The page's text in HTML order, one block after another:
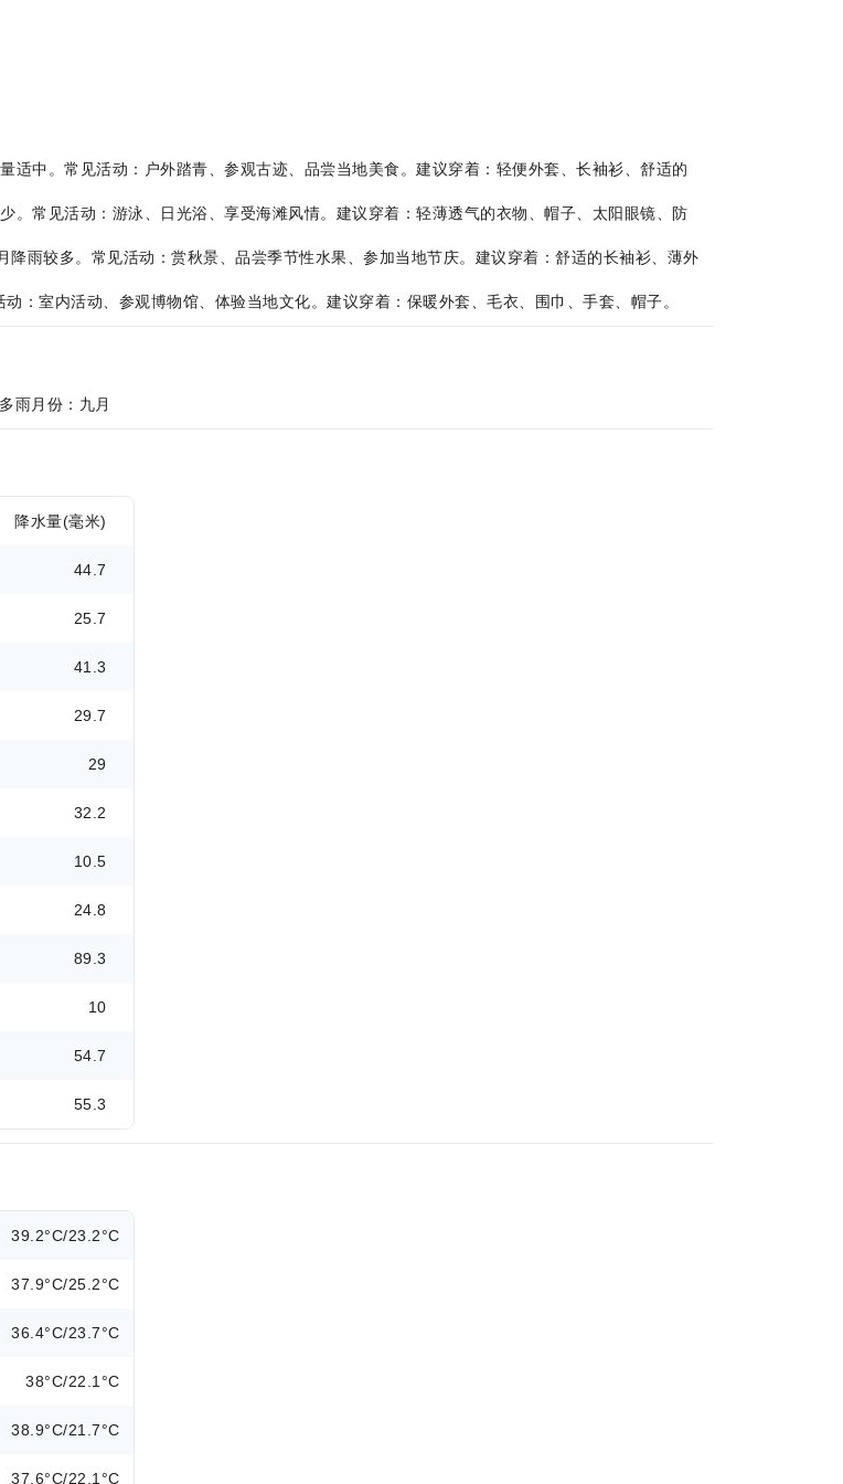
中。常见活动：户外踏青、参观古迹、品尝当地美食。建议穿着：轻便外套、长袖衫、舒适的
常见活动：游泳、日光浴、享受海滩风情。建议穿着：轻薄透气的衣物、帽子、太阳眼镜、防
雨较多。常见活动：赏秋景、品尝季节性水果、参加当地节庆。建议穿着：舒适的长袖衫、薄外
：室内活动、参观博物馆、体验当地文化。建议穿着：保暖外套、毛衣、围巾、手套、帽子。
雨月份：九月
降水量(毫米)
44.7
25.7
41.3
29.7
29
32.2
10.5
24.8
89.3
10
54.7
55.3
39.2°C/23.2°C
37.9°C/25.2°C
36.4°C/23.7°C
38°C/22.1°C
38.9°C/21.7°C
37.6°C/22.1°C